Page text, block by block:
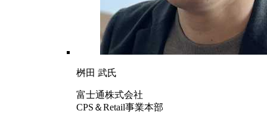
桝田 武氏
富士通株式会社
CPS＆Retail事業本部